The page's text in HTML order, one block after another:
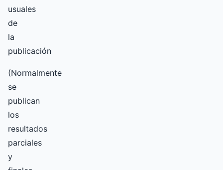
usuales
de
la
publicación
(Normalmente
se
publican
los
resultados
parciales
y